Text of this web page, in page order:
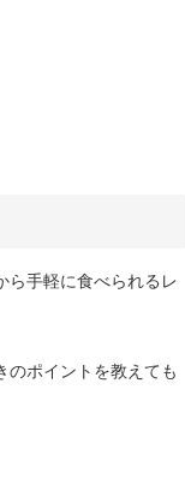
ら手軽に食べられるレ
のポイントを教えても